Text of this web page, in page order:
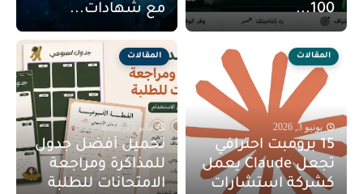
100...
مع شهادات...
المقالات
يونيو 3, 2026
15 برومبت احترافي
تجعل Claude يعمل
كشركة استشارات
المقالات
مايو 15, 2026
تحميل أفضل جدول
للمذاكرة ومراجعة
الامتحانات للطلبة